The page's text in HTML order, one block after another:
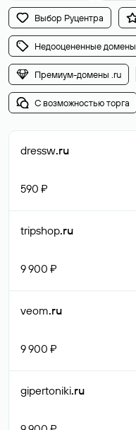
Выбор Руцентра
Недооцененные домены
Премиум-домены .ru
С возможностью торга
dressw.ru
590 ₽
tripshop.ru
9 900 ₽
veom.ru
9 900 ₽
gipertoniki.ru